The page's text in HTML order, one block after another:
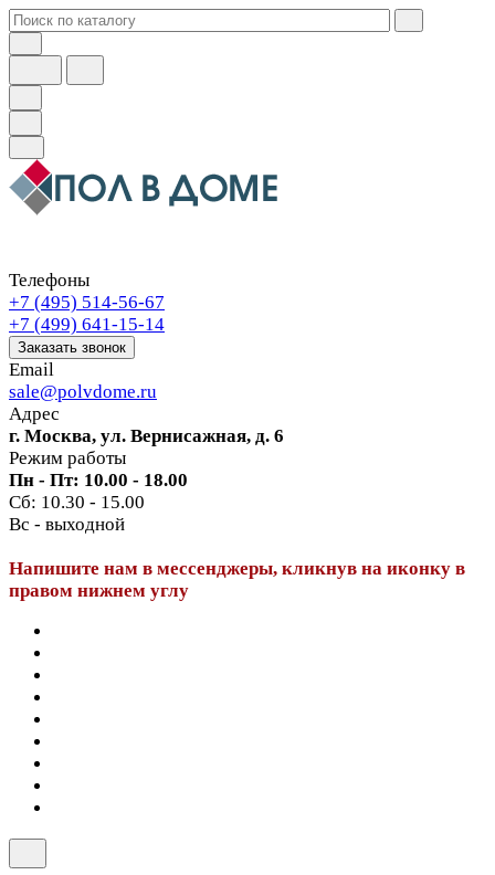
Телефоны
+7 (495) 514-56-67
+7 (499) 641-15-14
Заказать звонок
Email
sale@polvdome.ru
Адрес
г. Москва, ул. Вернисажная, д. 6
Режим работы
Пн - Пт: 10.00 - 18.00
Сб: 10.30 - 15.00
Вс - выходной
Напишите нам в мессенджеры, кликнув на иконку в
правом нижнем углу